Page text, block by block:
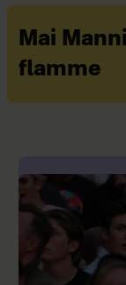
Mai
flamme